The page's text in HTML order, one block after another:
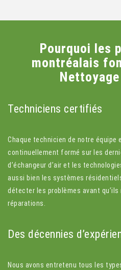
Pourquoi les
montréalais
Techniciens certifiés
Chaque technicien de notre
continuellement formé sur les
d’échangeur d’air et les
aussi bien les systèmes
détecter les problèmes avant
réparations.
Des décennies
Nous avons entretenu tous les